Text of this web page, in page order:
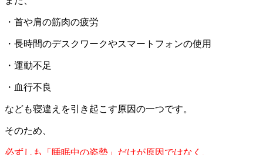
・首や肩の筋肉の疲労
・長時間のデスクワークやスマートフォンの使用
・運動不足
・血行不良
なども寝違えを引き起こす原因の一つです。
そのため、
必ずしも「睡眠中の姿勢」だけが原因ではなく、